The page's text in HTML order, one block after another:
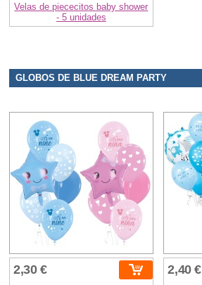
Velas de piececitos baby shower
- 5 unidades
GLOBOS DE BLUE DREAM PARTY
2,30 € 2,40 €